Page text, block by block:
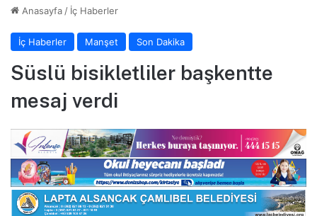
Anasayfa / İç Haberler
İç Haberler Manşet Son Dakika
Süslü bisikletliler başkentte
mesaj verdi